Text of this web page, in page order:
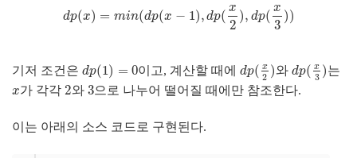
dp(x) = min(dp(x − 1), dp(
x
2
), dp(
x
3
))
d p(x )=min(dp(x−1) ,dp(x2) ,dp(x3))
기저 조건은 dp(1) = 0
dp(1)= 0 이고, 계산할 때에 dp( x
2 )
dp(x2 ) 와dp( x
3 )
dp(x3 ) 는
x
x가 각각 2
2와 3
3으로 나누어 떨어질 때에만 참조한다.
이는 아래의 소스 코드로 구현된다.